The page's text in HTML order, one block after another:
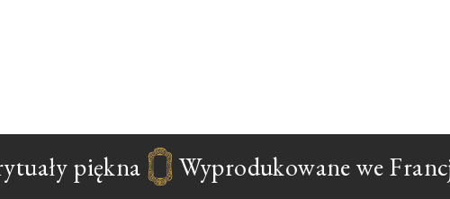
piękna Wyprodukowane we Francji